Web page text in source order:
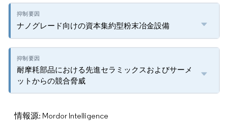
ナノグレード向けの資本集約型粉末冶金設備
耐摩耗部品における先進セラミックスおよびサーメ
ットからの競合脅威
情報源: Mordor Intelligence